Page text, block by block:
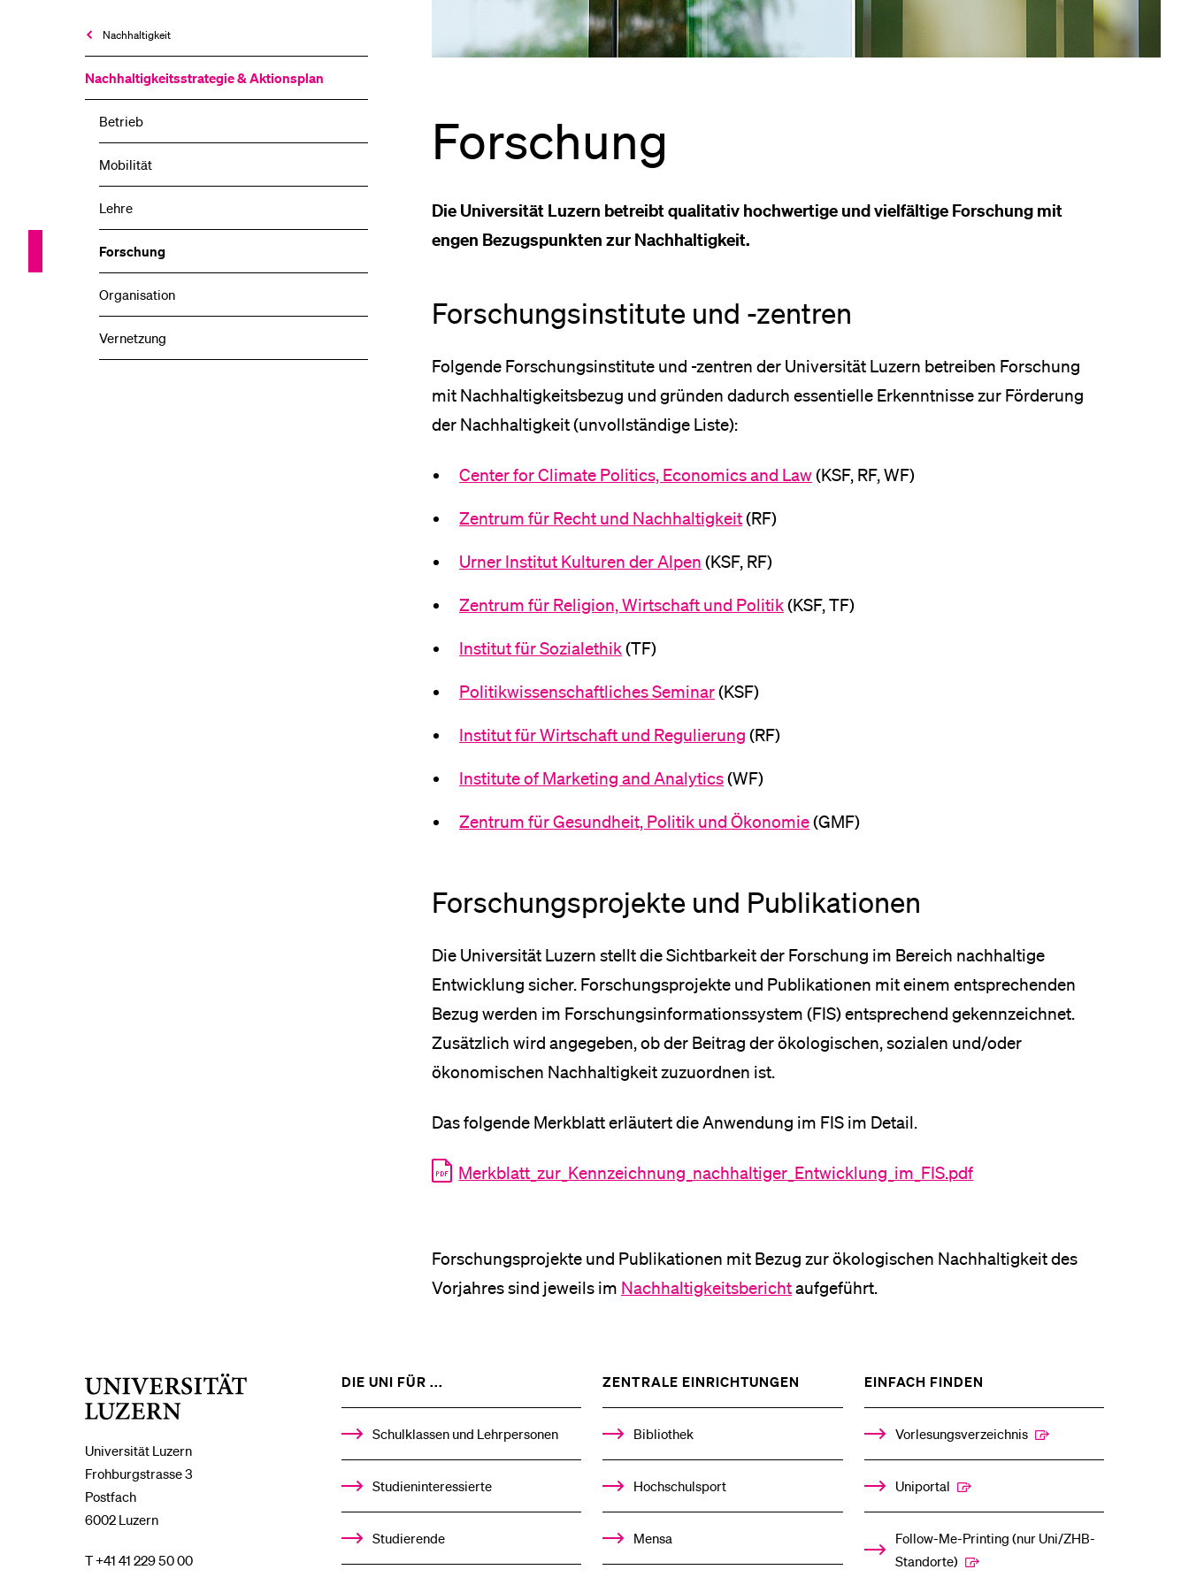
Nachhaltigkeit
Nachhaltigkeitsstrategie & Aktionsplan
Betrieb
Mobilität
Lehre
Forschung
Organisation
Vernetzung
Forschung
Die Universität Luzern betreibt qualitativ hochwertige und vielfältige Forschung mit
engen Bezugspunkten zur Nachhaltigkeit.
Forschungsinstitute und -zentren
Folgende Forschungsinstitute und -zentren der Universität Luzern betreiben Forschung
mit Nachhaltigkeitsbezug und gründen dadurch essentielle Erkenntnisse zur Förderung
der Nachhaltigkeit (unvollständige Liste):
Center for Climate Politics, Economics and Law(KSF, RF, WF)
Zentrum für Recht und Nachhaltigkeit(RF)
Urner Institut Kulturen der Alpen (KSF, RF)
Zentrum für Religion, Wirtschaft und Politik(KSF, TF)
Institut für Sozialethik(TF)
Politikwissenschaftliches Seminar(KSF)
Institut für Wirtschaft und Regulierung (RF)
Institute of Marketing and Analytics(WF)
Zentrum für Gesundheit, Politik und Ökonomie(GMF)
Forschungsprojekte und Publikationen
Die Universität Luzern stellt die Sichtbarkeit der Forschung im Bereich nachhaltige
Entwicklung sicher. Forschungsprojekte und Publikationen mit einem entsprechenden
Bezug werden im Forschungsinformationssystem (FIS) entsprechend gekennzeichnet.
Zusätzlich wird angegeben, ob der Beitrag der ökologischen, sozialen und/oder
ökonomischen Nachhaltigkeit zuzuordnen ist.
Das folgende Merkblatt erläutert die Anwendung im FIS im Detail.
Merkblatt_zur_Kennzeichnung_nachhaltiger_Entwicklung_im_FIS.pdf
Forschungsprojekte und Publikationen mit Bezug zur ökologischen Nachhaltigkeit des
Vorjahres sind jeweils im Nachhaltigkeitsberichtaufgeführt.
Universität Luzern
Frohburgstrasse 3
Postfach
6002 Luzern
T +41 41 229 50 00
DIE UNI FÜR ...
%1$S
UNTERMENÜ
Schulklassen und Lehrpersonen
Studieninteressierte
Studierende
ZENTRALE EINRICHTUNGEN
%1$S
UNTERMENÜ
Bibliothek
Hochschulsport
Mensa
EINFACH FINDEN
%1$S
UNTERMENÜ
Vorlesungsverzeichnis
Uniportal
Follow-Me-Printing­ ­(nur Uni/ZHB-
Standorte)
Medien
Anmeldung und Zulassung